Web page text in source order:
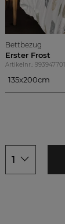
Bettbezug
Erster Frost
Artikelnr.: 993947701
135x200cm
1